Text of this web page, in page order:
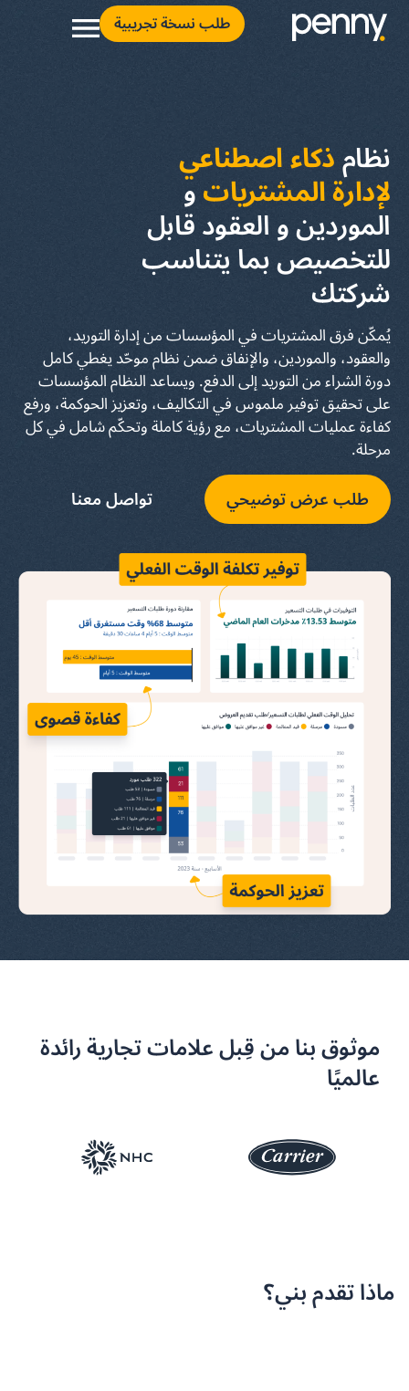
طلب نسخة تجريبية
نظامذكاء اصطناعي
لإدارة المشترياتو
الموردين و العقود قابل
للتخصيص بما يتناسب
شركتك
يُمكّن فرق المشتريات في المؤسسات من إدارة التوريد،
والعقود، والموردين، والإنفاق ضمن نظام موحّد يغطي كامل
دورة الشراء من التوريد إلى الدفع. ويساعد النظام المؤسسات
على تحقيق توفير ملموس في التكاليف، وتعزيز الحوكمة، ورفع
كفاءة عمليات المشتريات، مع رؤية كاملة وتحكّم شامل في كل
مرحلة.
طلب عرض توضيحي تواصل معنا
موثوق بنا من قِبل علامات تجارية رائدة
عالميًا
ماذا تقدم بني؟